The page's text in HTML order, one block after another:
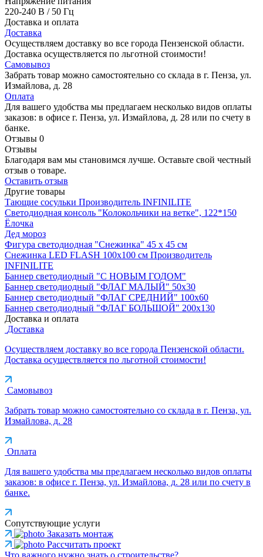
220-240 В / 50 Гц
Доставка и оплата
Доставка
Осуществляем доставку во все города Пензенской области.
Доставка осуществляется по льготной стоимости!
Самовывоз
Забрать товар можно самостоятельно со склада в г. Пенза, ул.
Измайлова, д. 28
Оплата
Для вашего удобства мы предлагаем несколько видов оплаты
заказов: в офисе г. Пенза, ул. Измайлова, д. 28 или по счету в
банке.
Отзывы 0
Отзывы
Благодаря вам мы становимся лучше. Оставьте свой честный
отзыв о товаре.
Оставить отзыв
Другие товары
Тающие сосульки Производитель INFINILITE
Светодиодная консоль "Колокольчики на ветке", 122*150
Ёлочка
Дед мороз
Фигура светодиодная "Снежинка" 45 х 45 см
Снежинка LED FLASH 100х100 см Производитель
INFINILITE
Баннер светодиодный "С НОВЫМ ГОДОМ"
Баннер светодиодный "ФЛАГ МАЛЫЙ" 50х30
Баннер светодиодный "ФЛАГ СРЕДНИЙ" 100х60
Баннер светодиодный "ФЛАГ БОЛЬШОЙ" 200х130
Доставка и оплата
Доставка
Осуществляем доставку во все города Пензенской области.
Доставка осуществляется по льготной стоимости!
Самовывоз
Забрать товар можно самостоятельно со склада в г. Пенза, ул.
Измайлова, д. 28
Оплата
Для вашего удобства мы предлагаем несколько видов оплаты
заказов: в офисе г. Пенза, ул. Измайлова, д. 28 или по счету в
банке.
Сопутствующие услуги
Заказать монтаж
Рассчитать проект
Что важного нужно знать о строительстве?